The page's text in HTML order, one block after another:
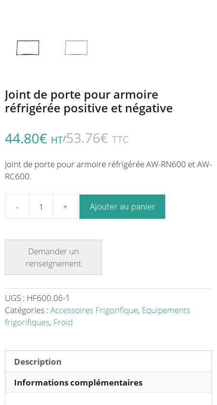
Joint de porte pour armoire
réfrigérée positive et négative
44.80€ HT/53.76€ TTC
Joint de porte pour armoire réfrigérée AW-RN600 et AW-
RC600.
quantité
de
porte
pour
positive
Ajouter au panier
UGS : HF600.06-1
Catégories : Accessoires Frigorifique, Equipements
frigorifiques, Froid
Description
Informations complémentaires